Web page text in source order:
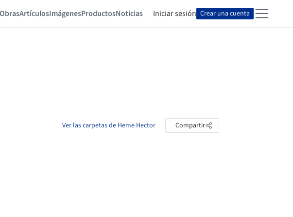
ObrasArtículosImágenesProductosNoticias Iniciar sesión Crear una cuenta
Ver las carpetas de Heme Hector Compartir